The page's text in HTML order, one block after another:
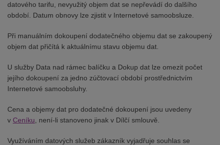
datového tarifu, nevyužitý objem dat se nepřevádí do dalšího
období. Datum obnovy lze zjistit v Internetové samoobsluze.
Při manuálním dokoupení dodatečného objemu dat se zakoupený
objem dat přičítá k aktuálnímu stavu objemu dat.
U služby Data nad rámec balíčku a Dokup dat lze omezit počet
jejího dokoupení za jedno zúčtovací období prostřednictvím
Internetové samoobsluhy.
Cena a objemy dat pro dodatečné dokoupení jsou uvedeny
v Ceníku , není-li stanoveno jinak v Dílčí smlouvě.
Využíváním datových služeb zákazník vyjadřuje souhlas se